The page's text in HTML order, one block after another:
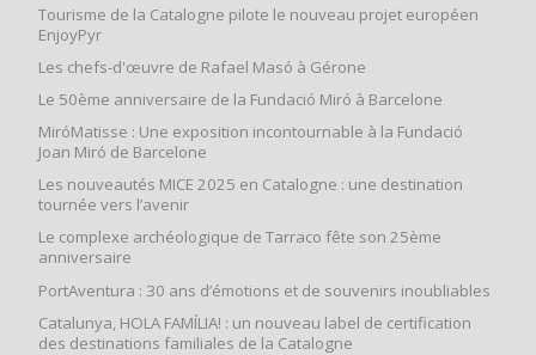
Tourisme de la Catalogne pilote le nouveau projet européen
EnjoyPyr
Les chefs-d'œuvre de Rafael Masó à Gérone
Le 50ème anniversaire de la Fundació Miró à Barcelone
MiróMatisse : Une exposition incontournable à la Fundació
Joan Miró de Barcelone
Les nouveautés MICE 2025 en Catalogne : une destination
tournée vers l’avenir
Le complexe archéologique de Tarraco fête son 25ème
anniversaire
PortAventura : 30 ans d’émotions et de souvenirs inoubliables
Catalunya, HOLA FAMÍLIA! : un nouveau label de certification
des destinations familiales de la Catalogne